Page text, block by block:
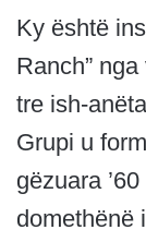
Ky është
Ranch”
tre ish-
Grupi u
gëzuara
domethënë